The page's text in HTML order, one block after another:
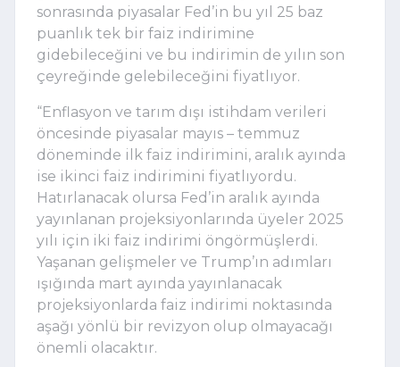
sonrasında piyasalar Fed’in bu yıl 25 baz
puanlık tek bir faiz indirimine
gidebileceğini ve bu indirimin de yılın son
çeyreğinde gelebileceğini fiyatlıyor.
“Enflasyon ve tarım dışı istihdam verileri
öncesinde piyasalar mayıs – temmuz
döneminde ilk faiz indirimini, aralık ayında
ise ikinci faiz indirimini fiyatlıyordu.
Hatırlanacak olursa Fed’in aralık ayında
yayınlanan projeksiyonlarında üyeler 2025
yılı için iki faiz indirimi öngörmüşlerdi.
Yaşanan gelişmeler ve Trump’ın adımları
ışığında mart ayında yayınlanacak
projeksiyonlarda faiz indirimi noktasında
aşağı yönlü bir revizyon olup olmayacağı
önemli olacaktır.